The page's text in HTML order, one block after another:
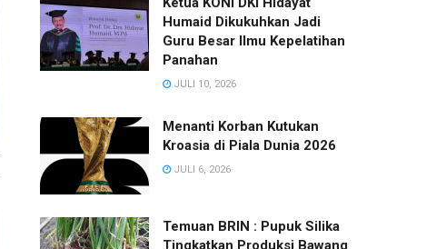
Humaid Dikukuhkan Jadi
Guru Besar Ilmu Kepelatihan
Panahan
JULI 10, 2026
Menanti Korban Kutukan
Kroasia di Piala Dunia 2026
JULI 6, 2026
Temuan BRIN : Pupuk Silika